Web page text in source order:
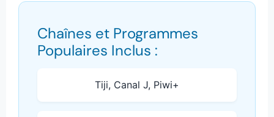
Chaînes et Programmes
Populaires Inclus :
Tiji, Canal J, Piwi+